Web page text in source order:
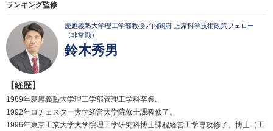
ランキング監修
慶應義塾大学理工学部教授／内閣府 上席科学技術政策フェロー
（非常勤）
鈴木秀男
【経歴】
1989年慶應義塾大学理工学部管理工学科卒業。
1992年ロチェスター大学経営大学院修士課程修了。
1996年東京工業大学大学院理工学研究科博士課程経営工学専攻修了。博士（工